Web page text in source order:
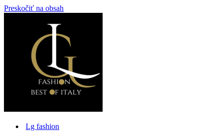
Preskočiť na obsah
Lg fashion